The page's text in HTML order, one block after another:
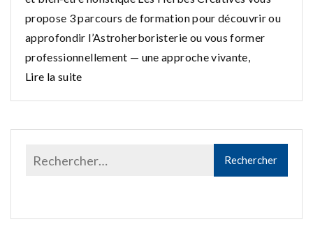
propose 3 parcours de formation pour découvrir ou
approfondir l’Astroherboristerie ou vous former
professionnellement — une approche vivante,
Lire la suite